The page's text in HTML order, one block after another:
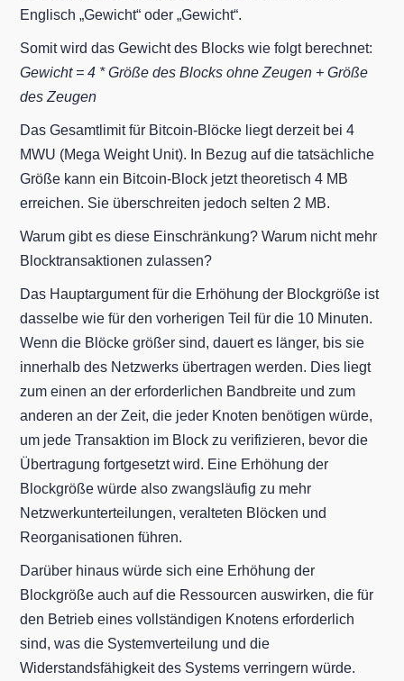
Englisch „Gewicht“ oder „Gewicht“.
Somit wird das Gewicht des Blocks wie folgt berechnet:
Gewicht = 4 * Größe des Blocks ohne Zeugen + Größe
des Zeugen
Das Gesamtlimit für Bitcoin-Blöcke liegt derzeit bei 4
MWU (Mega Weight Unit). In Bezug auf die tatsächliche
Größe kann ein Bitcoin-Block jetzt theoretisch 4 MB
erreichen. Sie überschreiten jedoch selten 2 MB.
Warum gibt es diese Einschränkung? Warum nicht mehr
Blocktransaktionen zulassen?
Das Hauptargument für die Erhöhung der Blockgröße ist
dasselbe wie für den vorherigen Teil für die 10 Minuten.
Wenn die Blöcke größer sind, dauert es länger, bis sie
innerhalb des Netzwerks übertragen werden. Dies liegt
zum einen an der erforderlichen Bandbreite und zum
anderen an der Zeit, die jeder Knoten benötigen würde,
um jede Transaktion im Block zu verifizieren, bevor die
Übertragung fortgesetzt wird. Eine Erhöhung der
Blockgröße würde also zwangsläufig zu mehr
Netzwerkunterteilungen, veralteten Blöcken und
Reorganisationen führen.
Darüber hinaus würde sich eine Erhöhung der
Blockgröße auch auf die Ressourcen auswirken, die für
den Betrieb eines vollständigen Knotens erforderlich
sind, was die Systemverteilung und die
Widerstandsfähigkeit des Systems verringern würde.